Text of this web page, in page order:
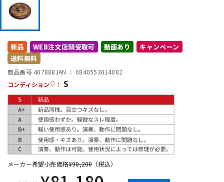
配信/ライブ機器 楽器アクセサリ
中古
新品 WEB注文店頭受取可 動画あり
キャンペーン
送料無料
商品番号 407888JAN ： 0840553014082
コンディション
： S
メーカー希望小売価格¥90,200 （税込）